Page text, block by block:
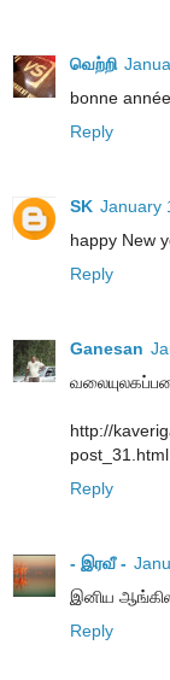
வெற்றி
bonne
Reply
SK January
happy New
Reply
Ganesan
http://
post_31.html
Reply
- இரவீ -
இனிய ஆங்கில
Reply